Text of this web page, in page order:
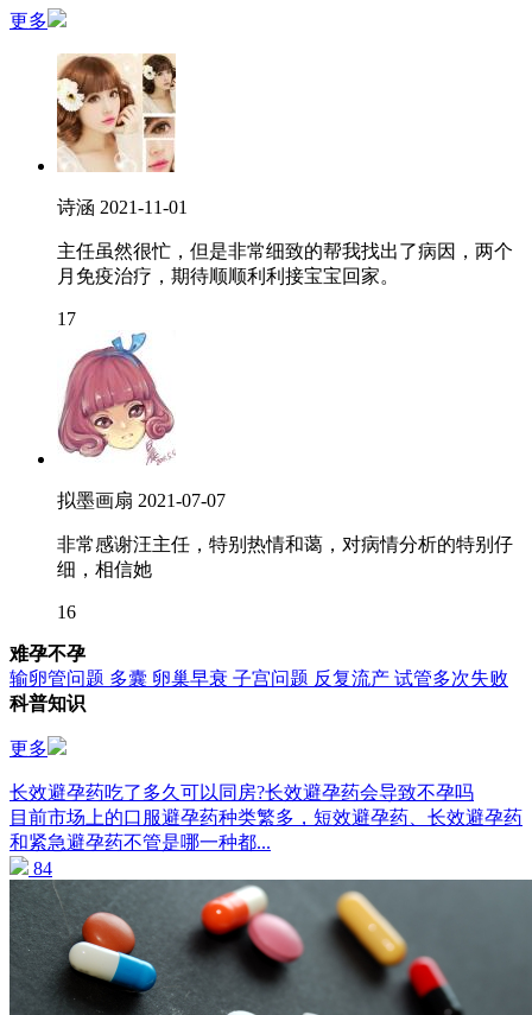
更多
诗涵 2021-11-01
主任虽然很忙，但是非常细致的帮我找出了病因，两个
月免疫治疗，期待顺顺利利接宝宝回家。
17
拟墨画扇 2021-07-07
非常感谢汪主任，特别热情和蔼，对病情分析的特别仔
细，相信她
16
难孕不孕
输卵管问题 多囊 卵巢早衰 子宫问题 反复流产 试管多次失败
科普知识
更多
长效避孕药吃了多久可以同房?长效避孕药会导致不孕吗
目前市场上的口服避孕药种类繁多，短效避孕药、长效避孕药
和紧急避孕药不管是哪一种都...
84